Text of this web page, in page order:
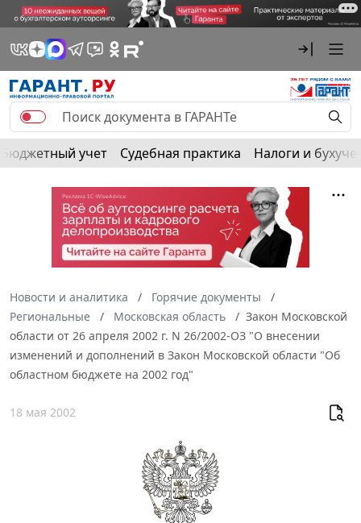
Бюджетный учет Судебная практика Налоги и
Новости и аналитика
Горячие документы
Региональные
Московская область
Закон Московской
области от 26 апреля 2002 г. N 26/2002-ОЗ "О внесении
изменений и дополнений в Закон Московской области "Об
областном бюджете на 2002 год"
18 мая 2002